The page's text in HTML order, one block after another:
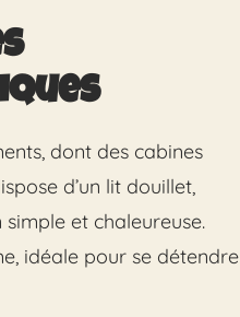
dont des cabines
d’un lit douillet,
et chaleureuse.
idéale pour se détendre